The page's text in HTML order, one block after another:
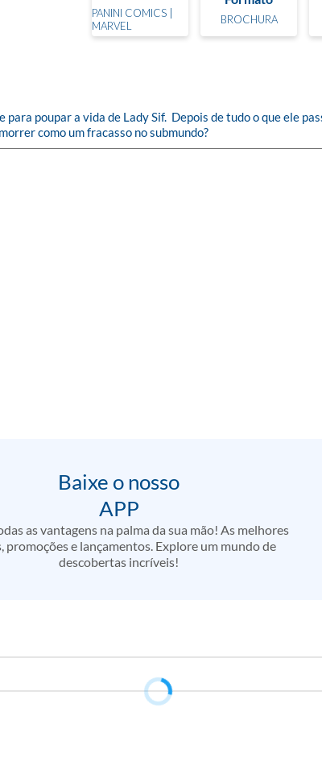
PANINI COMICS |
MARVEL
BROCHURA
poupar a vida de Lady Sif.  Depois de tudo o que ele
como um fracasso no submundo?
Baixe o nosso
APP
as vantagens na palma da sua mão! As melhores
promoções e lançamentos. Explore um mundo de
descobertas incríveis!